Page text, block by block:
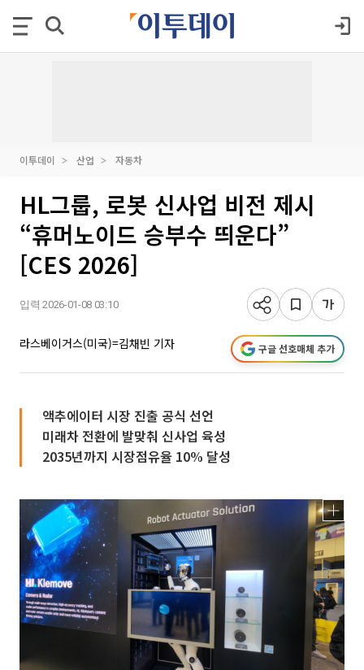
이투데이 산업 자동차
HL그룹, 로봇 신사업 비전 제시
“휴머노이드 승부수 띄운다”
[CES 2026]
입력 2026-01-08 03:10
라스베이거스(미국)=김채빈 기자 구글 선호매체 추가
액추에이터 시장 진출 공식 선언
미래차 전환에 발맞춰 신사업 육성
2035년까지 시장점유율 10% 달성